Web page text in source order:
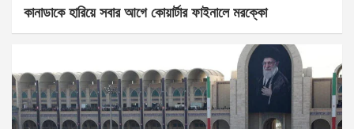
কানাডাকে হারিয়ে সবার আগে কোয়ার্টার ফাইনালে মরক্কো